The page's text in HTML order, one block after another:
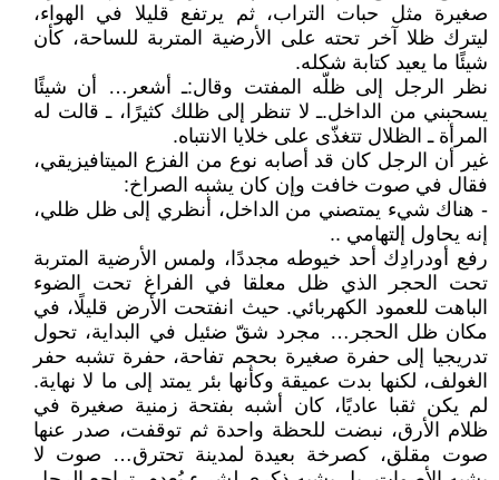
صغيرة مثل حبات التراب، ثم يرتفع قليلا في الهواء،
ليترك ظلا آخر تحته على الأرضية المتربة للساحة، كأن
شيئًا ما يعيد كتابة شكله.
نظر الرجل إلى ظلّه المفتت وقال: ـ أشعر… أن شيئًا
يسحبني من الداخل. ـ لا تنظر إلى ظلك كثيرًا، ـ قالت له
المرأة ـ الظلال تتغذّى على خلايا الانتباه.
غير أن الرجل كان قد أصابه نوع من الفزع الميتافيزيقي،
فقال في صوت خافت وإن كان يشبه الصراخ:
- هناك شيء يمتصني من الداخل، أنظري إلى ظل ظلي،
إنه يحاول إلتهامي ..
رفع أودرادِك أحد خيوطه مجددًا، ولمس الأرضية المتربة
تحت الحجر الذي ظل معلقا في الفراغ تحت الضوء
الباهت للعمود الكهربائي. حيث انفتحت الأرض قليلًا، في
مكان ظل الحجر… مجرد شقّ ضئيل في البداية، تحول
تدريجيا إلى حفرة صغيرة بحجم تفاحة، حفرة تشبه حفر
الغولف، لكنها بدت عميقة وكأنها بئر يمتد إلى ما لا نهاية.
لم يكن ثقبا عاديًا، كان أشبه بفتحة زمنية صغيرة في
ظلام الأرق، نبضت للحظة واحدة ثم توقفت، صدر عنها
صوت مقلق، كصرخة بعيدة لمدينة تحترق… صوت لا